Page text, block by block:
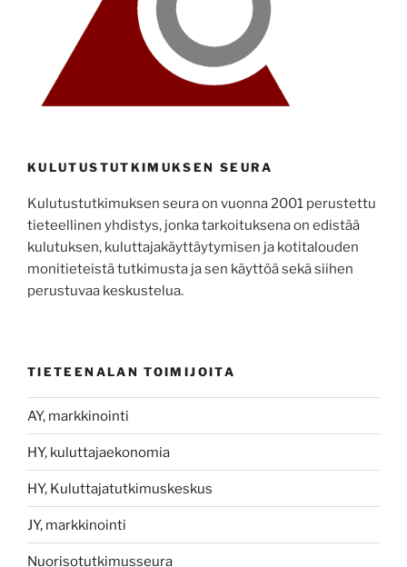
KULUTUSTUTKIMUKSEN SEURA
Kulutustutkimuksen seura on vuonna 2001 perustettu
tieteellinen yhdistys, jonka tarkoituksena on edistää
kulutuksen, kuluttajakäyttäytymisen ja kotitalouden
monitieteistä tutkimusta ja sen käyttöä sekä siihen
perustuvaa keskustelua.
TIETEENALAN TOIMIJOITA
AY, markkinointi
HY, kuluttajaekonomia
HY, Kuluttajatutkimuskeskus
JY, markkinointi
Nuorisotutkimusseura